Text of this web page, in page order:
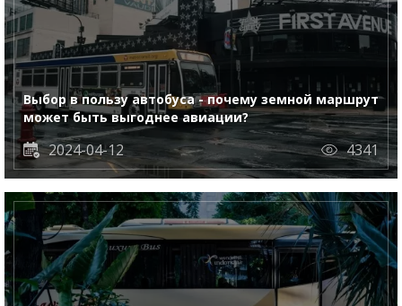
Выбор в пользу автобуса - почему земной маршрут
может быть выгоднее авиации?
2024-04-12 4341